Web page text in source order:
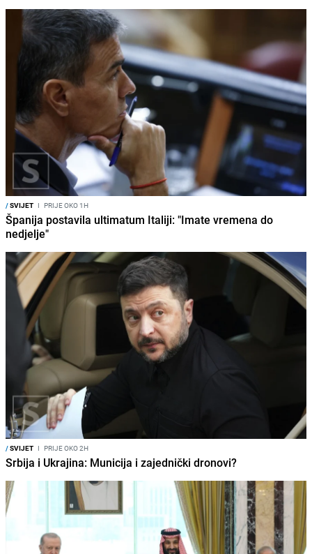
/SVIJET I PRIJE OKO 1H
Španija postavila ultimatum Italiji: "Imate vremena do
nedjelje"
/SVIJET I PRIJE OKO 2H
Srbija i Ukrajina: Municija i zajednički dronovi?